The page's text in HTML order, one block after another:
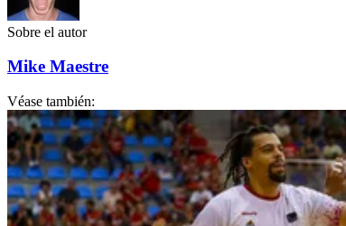
Sobre el autor
Mike Maestre
Véase también: